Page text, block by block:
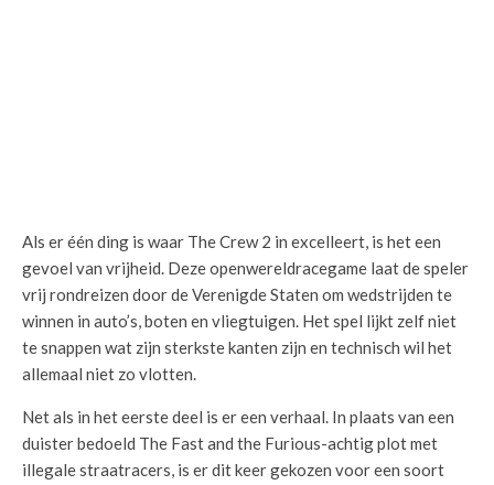
Als er één ding is waar The Crew 2 in excelleert, is het een
gevoel van vrijheid. Deze openwereldracegame laat de speler
vrij rondreizen door de Verenigde Staten om wedstrijden te
winnen in auto’s, boten en vliegtuigen. Het spel lijkt zelf niet
te snappen wat zijn sterkste kanten zijn en technisch wil het
allemaal niet zo vlotten.
Net als in het eerste deel is er een verhaal. In plaats van een
duister bedoeld The Fast and the Furious-achtig plot met
illegale straatracers, is er dit keer gekozen voor een soort